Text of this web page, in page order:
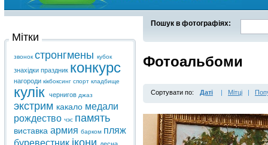
Пошук в фотографіях:
Фотоальбоми
Сортувати по: Даті | Мітці |
Мітки
звонок стронгмены кубок
знахідки праздник конкурс
нагороди кікбоксинг спорт кладбище
кулік чернигов джаз
экстрим какало медали
рождество чэс память
виставка армия барком пляж
буревестник ікони